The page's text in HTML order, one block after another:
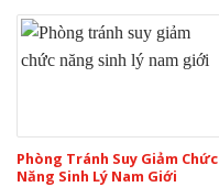
Phòng Tránh Suy Giảm Chức
Năng Sinh Lý Nam Giới